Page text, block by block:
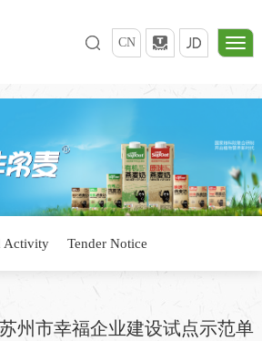
CN
Activity Tender Notice
州市幸福企业建设试点示范单